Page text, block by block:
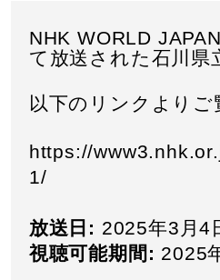
NHK WORLD
て放送された石川県
以下のリンクよりご
https://
1/
放送日: 2025年3月4
視聴可能期間: 2025